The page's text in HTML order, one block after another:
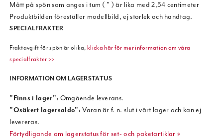
Mått på spön som anges i tum ( " ) är lika med 2,54 centimeter
Produktbilden föreställer modellbild, ej storlek och handtag.
SPECIALFRAKTER
Fraktavgift för spön är olika,klicka här för mer information om våra
specialfrakter >>
INFORMATION OM LAGERSTATUS
"Finns i lager": Omgående leverans.
"Osäkert lagersaldo": Varan är f. n. slut i vårt lager och kan ej
levereras.
Förtydligande om lagerstatus för set- och paketartiklar »